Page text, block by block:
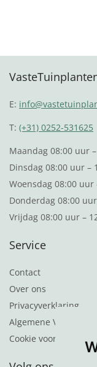
E:
T:(+31) 0252-531625
Maandag 08:00 uur
Dinsdag 08:00 uur –
Woensdag 08:00 uur
Donderdag 08:00
Vrijdag 08:00 uur –
Service
Contact
Over ons
Privacyverklaring
Algemene
Cookie voorkeuren